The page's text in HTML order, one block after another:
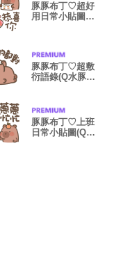
豚豚布丁♡超好
用日常小貼圖(Q
豚豚布丁♡超敷
衍語錄(Q水豚傲
豚豚布丁♡上班
日常小貼圖(Q水